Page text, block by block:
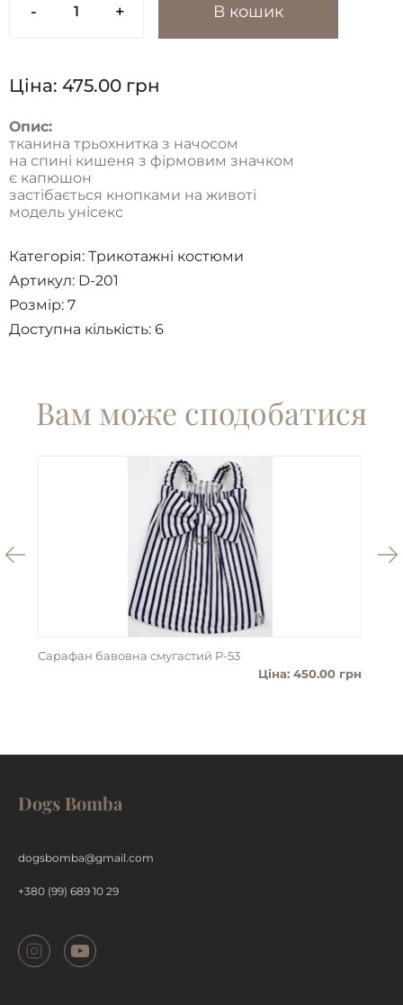
- + В кошик
Ціна: 475.00 грн
Опис:
тканина трьохнитка з начосом
на спині кишеня з фірмовим значком
є капюшон
застібається кнопками на животі
модель унісекс
Категорія: Трикотажні костюми
Артикул: D-201
Розмір: 7
Доступна кількість: 6
Вам може сподобатися
Сарафан бавовна смугастий P-53
Ціна: 450.00 грн
Dogs Bomba
dogsbomba@gmail.com
+380 (99) 689 10 29